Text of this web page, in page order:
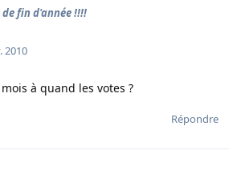
fin d'année !!!!
2010
à quand les votes ?
Répondre